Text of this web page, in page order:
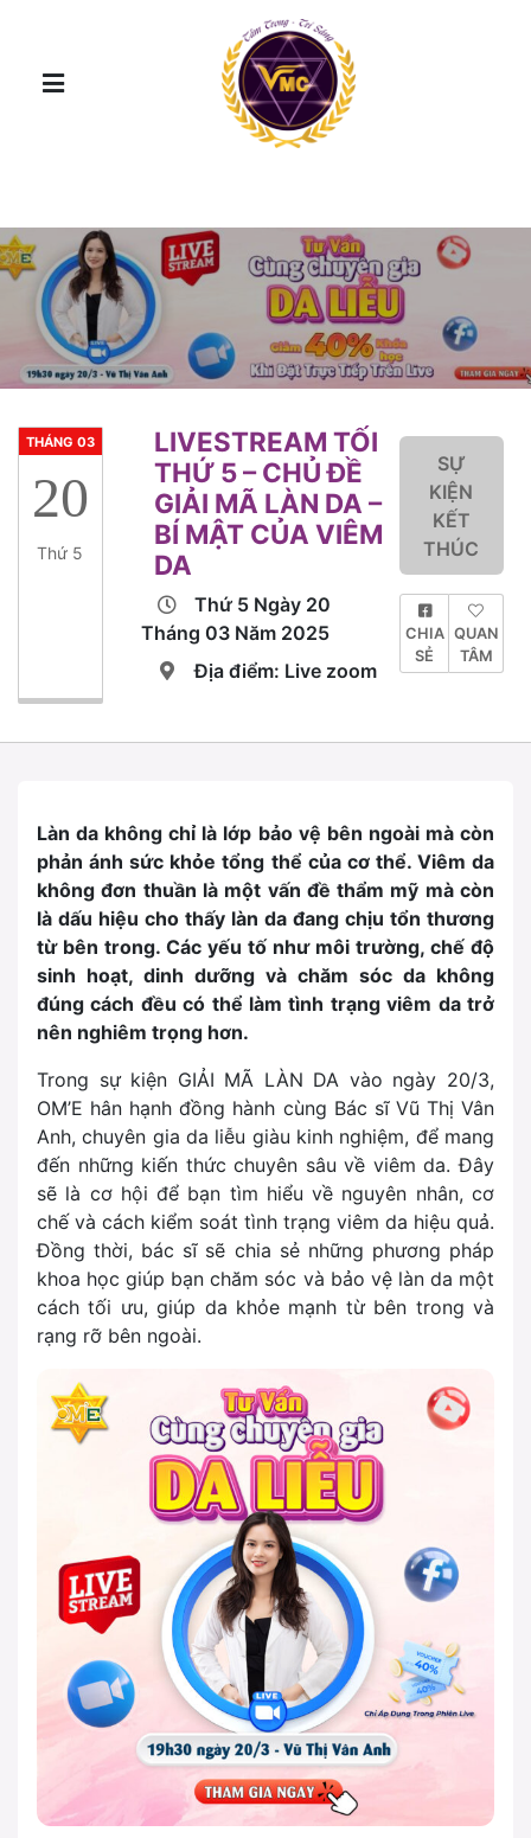
THÁNG 03
20
Thứ 5
LIVESTREAM TỐI
THỨ 5 – CHỦ ĐỀ
GIẢI MÃ LÀN DA –
BÍ MẬT CỦA VIÊM
DA
Thứ 5 Ngày 20
Tháng 03 Năm 2025
Địa điểm: Live zoom
SỰ
KIỆN
KẾT
THÚC
CHIA
SẺ
QUAN
TÂM
Làn da không chỉ là lớp bảo vệ bên ngoài mà còn
phản ánh sức khỏe tổng thể của cơ thể. Viêm da
không đơn thuần là một vấn đề thẩm mỹ mà còn
là dấu hiệu cho thấy làn da đang chịu tổn thương
từ bên trong. Các yếu tố như môi trường, chế độ
sinh hoạt, dinh dưỡng và chăm sóc da không
đúng cách đều có thể làm tình trạng viêm da trở
nên nghiêm trọng hơn.
Trong sự kiện GIẢI MÃ LÀN DA vào ngày 20/3,
OM’E hân hạnh đồng hành cùng Bác sĩ Vũ Thị Vân
Anh, chuyên gia da liễu giàu kinh nghiệm, để mang
đến những kiến thức chuyên sâu về viêm da. Đây
sẽ là cơ hội để bạn tìm hiểu về nguyên nhân, cơ
chế và cách kiểm soát tình trạng viêm da hiệu quả.
Đồng thời, bác sĩ sẽ chia sẻ những phương pháp
khoa học giúp bạn chăm sóc và bảo vệ làn da một
cách tối ưu, giúp da khỏe mạnh từ bên trong và
rạng rỡ bên ngoài.